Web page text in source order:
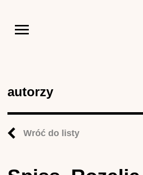
autorzy
Wróć do listy